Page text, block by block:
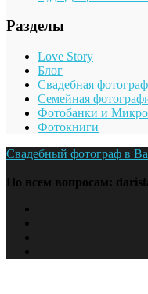
Разделы
Love Story
Блог
Свадебная
Семейная
Фотобанки и
Фотокниги
Свадебный фотограф в
По всем вопросам: